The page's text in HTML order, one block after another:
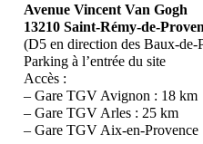
Avenue Vincent Van Gogh
13210 Saint-Rémy-de-
(D5 en direction des Baux-de-
Parking à l’entrée du site
Accès :
– Gare TGV Avignon : 18 km
– Gare TGV Arles : 25 km
– Gare TGV Aix-en-Provence